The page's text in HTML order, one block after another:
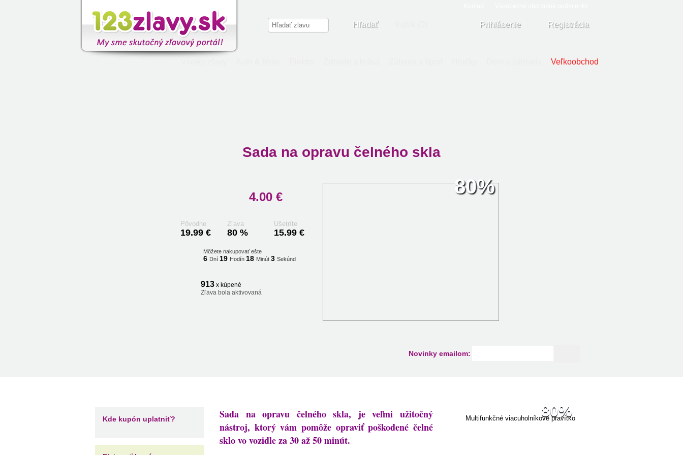
Hľadať Prihlásenie Registrácia
Veľkoobchod
Sada na opravu čelného skla
80%
4.00 €
Pôvodne
19.99 €
Zľava
80 %
Ušetríte
15.99 €
Môžete nakupovať ešte
6 Dní 19 Hodín 18 Minút 3 Sekúnd
913x kúpené
Zľava bola aktivovaná
Novinky emailom:
Kde kupón uplatniť?
Sada na opravu čelného skla, je veľmi užitočný
nástroj, ktorý vám pomôže opraviť poškodené čelné
sklo vo vozidle za 30 až 50 minút.
80%
Multifunkčné viacuholníkové pravítko